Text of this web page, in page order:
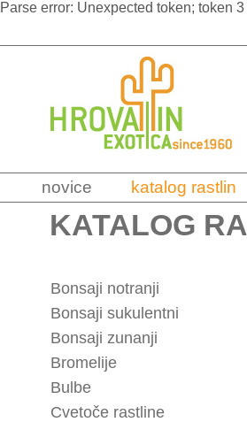
Parse error: Unexpected token; token
novice katalog rastlin
KATALOG
Bonsaji notranji
Bonsaji sukulentni
Bonsaji zunanji
Bromelije
Bulbe
Cvetoče rastline